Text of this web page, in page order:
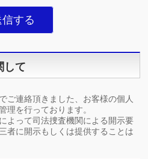
して
ご連絡頂きました、お客様の個人
理を行っております。
よって司法捜査機関による開示要
者に開示もしくは提供することは